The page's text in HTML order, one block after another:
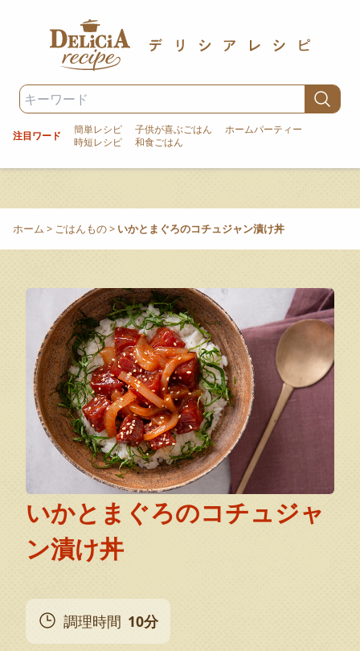
注目ワード 簡単レシピ 子供が喜ぶごはん
ホームパーティー
時短レシピ
和食ごはん
ホーム > ごはんもの> いかとまぐろのコチュジャン漬け丼
いかとまぐろのコチュジャ
ン漬け丼
調理時間 10分